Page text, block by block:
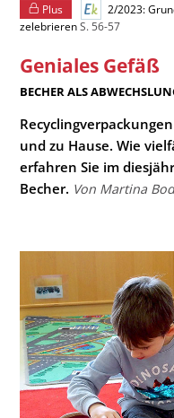
Plus
2/2023:
zelebrierenS. 56-57
Geniales Gefäß
:
BECHER ALS
und zu Hause. Wie
erfahren Sie im
Becher. Von Martina